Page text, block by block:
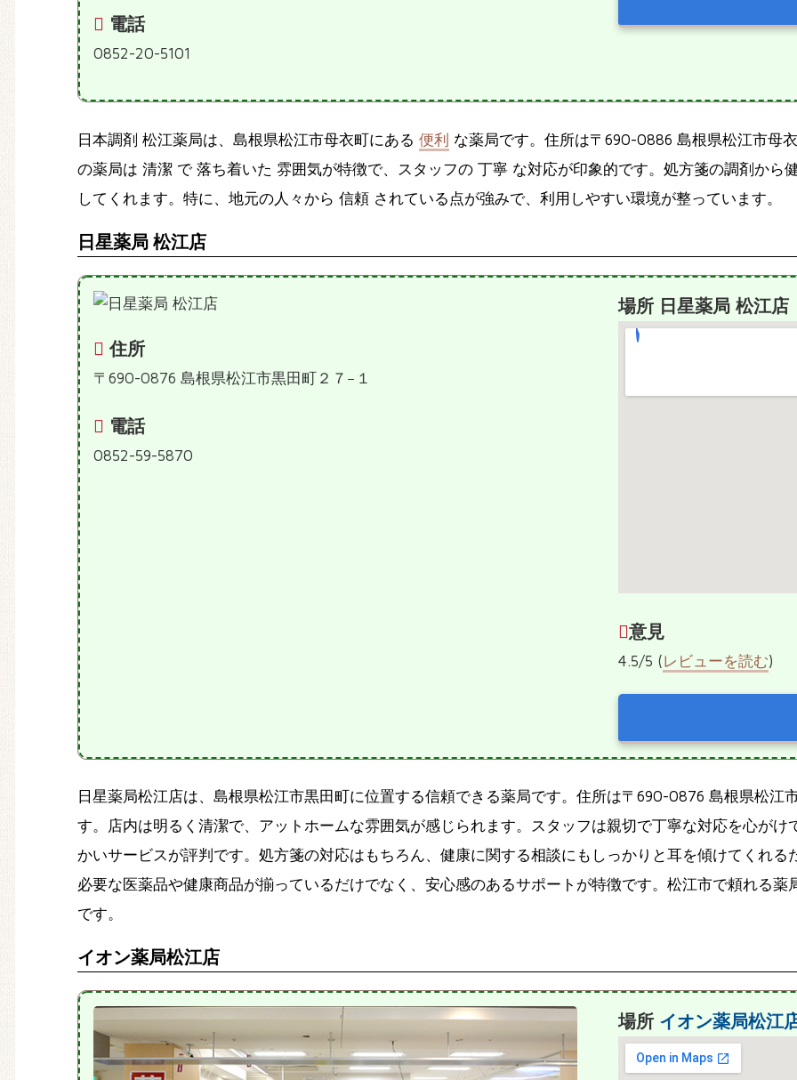
電話
0852-20-5101
日本調剤 松江薬局は、島根県松江市母衣町にある 便利 な薬局です。住所は〒690-0886 島根県松江市母
の薬局は 清潔 で 落ち着いた 雰囲気が特徴で、スタッフの 丁寧 な対応が印象的です。処方箋の調剤から
してくれます。特に、地元の人々から 信頼 されている点が強みで、利用しやすい環境が整っています。
日星薬局 松江店
住所
〒690-0876 島根県松江市黒田町２７−１
電話
0852-59-5870
場所 日星薬局 松江店
意見
4.5/5 (レビューを読む)
日星薬局松江店は、島根県松江市黒田町に位置する信頼できる薬局です。住所は〒690-0876 島根県松
す。店内は明るく清潔で、アットホームな雰囲気が感じられます。スタッフは親切で丁寧な対応を心が
かいサービスが評判です。処方箋の対応はもちろん、健康に関する相談にもしっかりと耳を傾けてくれ
必要な医薬品や健康商品が揃っているだけでなく、安心感のあるサポートが特徴です。松江市で頼れる
です。
イオン薬局松江店
場所 イオン薬局松江